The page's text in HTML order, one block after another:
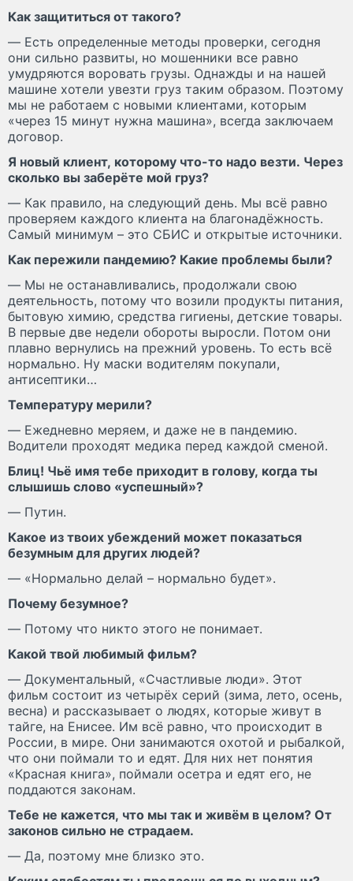
Как защититься от такого?
— Есть определенные методы проверки, сегодня
они сильно развиты, но мошенники все равно
умудряются воровать грузы. Однажды и на нашей
машине хотели увезти груз таким образом. Поэтому
мы не работаем с новыми клиентами, которым
«через 15 минут нужна машина», всегда заключаем
договор.
Я новый клиент, которому что-то надо везти. Через
сколько вы заберёте мой груз?
— Как правило, на следующий день. Мы всё равно
проверяем каждого клиента на благонадёжность.
Самый минимум – это СБИС и открытые источники.
Как пережили пандемию? Какие проблемы были?
— Мы не останавливались, продолжали свою
деятельность, потому что возили продукты питания,
бытовую химию, средства гигиены, детские товары.
В первые две недели обороты выросли. Потом они
плавно вернулись на прежний уровень. То есть всё
нормально. Ну маски водителям покупали,
антисептики…
Температуру мерили?
— Ежедневно меряем, и даже не в пандемию.
Водители проходят медика перед каждой сменой.
Блиц! Чьё имя тебе приходит в голову, когда ты
слышишь слово «успешный»?
— Путин.
Какое из твоих убеждений может показаться
безумным для других людей?
— «Нормально делай – нормально будет».
Почему безумное?
— Потому что никто этого не понимает.
Какой твой любимый фильм?
— Документальный, «Счастливые люди». Этот
фильм состоит из четырёх серий (зима, лето, осень,
весна) и рассказывает о людях, которые живут в
тайге, на Енисее. Им всё равно, что происходит в
России, в мире. Они занимаются охотой и рыбалкой,
что они поймали то и едят. Для них нет понятия
«Красная книга», поймали осетра и едят его, не
поддаются законам.
Тебе не кажется, что мы так и живём в целом? От
законов сильно не страдаем.
— Да, поэтому мне близко это.